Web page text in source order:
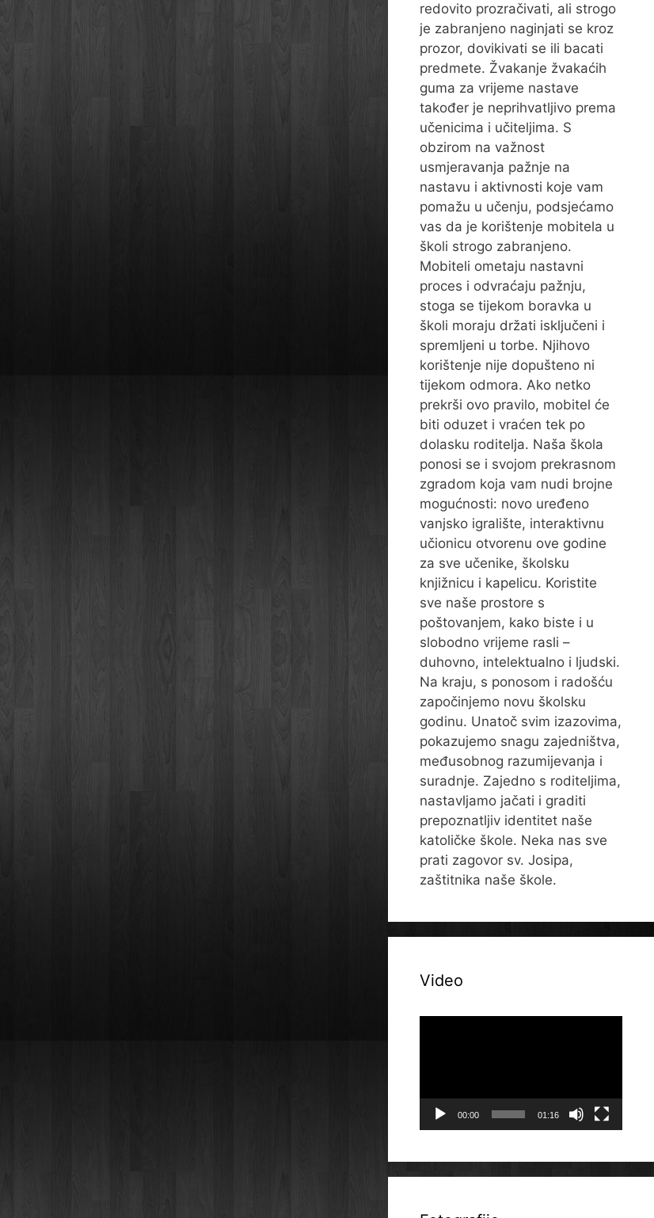
redovito prozračivati, ali strogo
je zabranjeno naginjati se kroz
prozor, dovikivati se ili bacati
predmete. Žvakanje žvakaćih
guma za vrijeme nastave
također je neprihvatljivo prema
učenicima i učiteljima. S
obzirom na važnost
usmjeravanja pažnje na
nastavu i aktivnosti koje vam
pomažu u učenju, podsjećamo
vas da je korištenje mobitela u
školi strogo zabranjeno.
Mobiteli ometaju nastavni
proces i odvraćaju pažnju,
stoga se tijekom boravka u
školi moraju držati isključeni i
spremljeni u torbe. Njihovo
korištenje nije dopušteno ni
tijekom odmora. Ako netko
prekrši ovo pravilo, mobitel će
biti oduzet i vraćen tek po
dolasku roditelja. Naša škola
ponosi se i svojom prekrasnom
zgradom koja vam nudi brojne
mogućnosti: novo uređeno
vanjsko igralište, interaktivnu
učionicu otvorenu ove godine
za sve učenike, školsku
knjižnicu i kapelicu. Koristite
sve naše prostore s
poštovanjem, kako biste i u
slobodno vrijeme rasli –
duhovno, intelektualno i ljudski.
Na kraju, s ponosom i radošću
započinjemo novu školsku
godinu. Unatoč svim izazovima,
pokazujemo snagu zajedništva,
međusobnog razumijevanja i
suradnje. Zajedno s roditeljima,
nastavljamo jačati i graditi
prepoznatljiv identitet naše
katoličke škole. Neka nas sve
prati zagovor sv. Josipa,
zaštitnika naše škole.
Video
00:00 01:16